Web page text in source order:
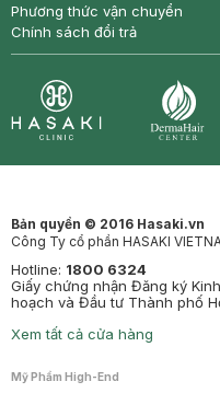
Phương thức vận chuyển
Chính sách đổi trả
Bản quyền © 2016 Hasaki.vn
Công Ty cổ phần HASAKI
Hotline: 1800 6324
Giấy chứng nhận Đăng ký
hoạch và Đầu tư Thành phố
Xem tất cả cửa hàng
Mỹ Phẩm High-End